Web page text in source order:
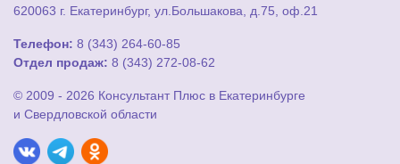
620063 г. Екатеринбург, ул.Большакова, д.75, оф.21
Телефон: 8 (343) 264-60-85
Отдел продаж: 8 (343) 272-08-62
© 2009 - 2026 Консультант Плюс в Екатеринбурге
и Свердловской области